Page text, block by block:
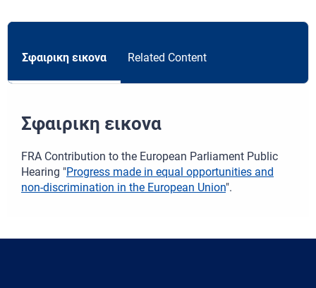
Σφαιρικη εικονα Related Content
Σφαιρικη εικονα
FRA Contribution to the European Parliament Public
Hearing "Progress made in equal opportunities and
non-discrimination in the European Union".